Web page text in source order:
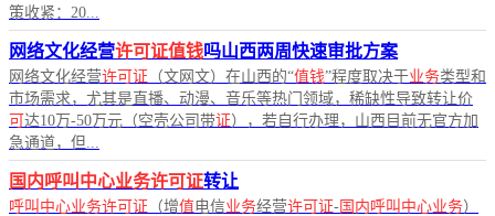
策收紧：20...
网络文化经营许可证值钱吗山西两周快速审批方案
网络文化经营许可证 （文网文）在山西的“值钱”程度取决于业务类型和
市场需求，尤其是直播、动漫、音乐等热门领域，稀缺性导致转让价
可 达10万-50万元（空壳公司带证），若自行办理，山西目前无官方加
急通道，但...
国内呼叫中心业务许可证转让
呼叫中心业务许可证 （增值 电信业务经营许可证- 国内呼叫中心业务）